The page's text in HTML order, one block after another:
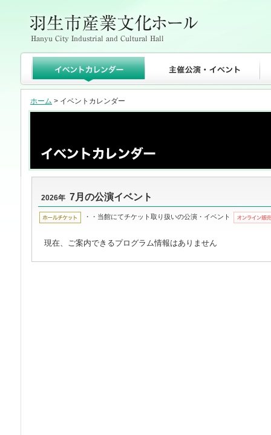
ホーム > イベントカレンダー
2026年 7月の公演イベント
・・当館にてチケット取り扱いの公演・イベント
現在、ご案内できるプログラム情報はありません